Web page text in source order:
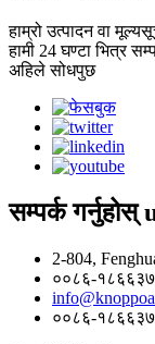
हाम्रो उत्पादन वा
हामी 24 घण्टा भित्र
अहिले सोधपुछ
सम्पर्क गर्नुहोस्
2-804,
००८६-
००८६-